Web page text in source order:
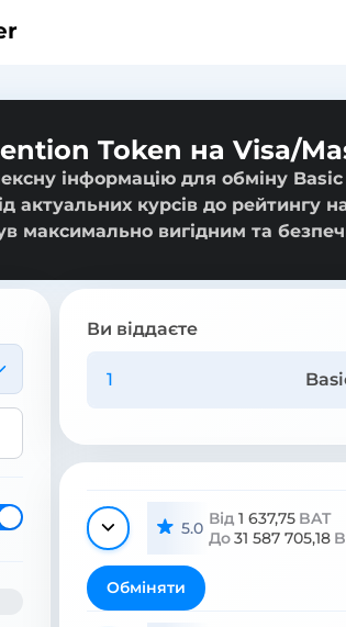
Token на Visa/
інформацію для обміну
актуальних курсів до рейтингу
максимально вигідним та
Ви віддаєте
5.0 Від 1 637,75 BAT
До31 587 705,18
Обміняти